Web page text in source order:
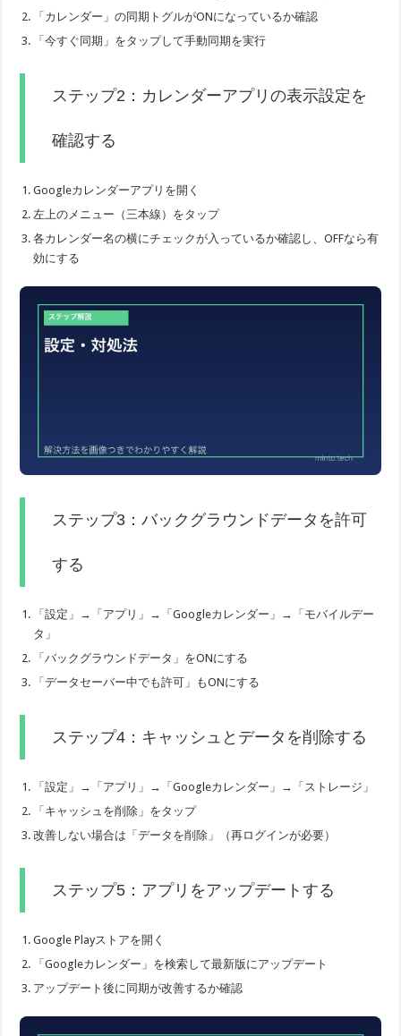
「カレンダー」の同期トグルがONになっているか確認
「今すぐ同期」をタップして手動同期を実行
ステップ2：カレンダーアプリの表示設定を
確認する
Googleカレンダーアプリを開く
左上のメニュー（三本線）をタップ
各カレンダー名の横にチェックが入っているか確認し、OFFなら有
効にする
ステップ3：バックグラウンドデータを許可
する
「設定」→「アプリ」→「Googleカレンダー」→「モバイルデー
タ」
「バックグラウンドデータ」をONにする
「データセーバー中でも許可」もONにする
ステップ4：キャッシュとデータを削除する
「設定」→「アプリ」→「Googleカレンダー」→「ストレージ」
「キャッシュを削除」をタップ
改善しない場合は「データを削除」（再ログインが必要）
ステップ5：アプリをアップデートする
Google Playストアを開く
「Googleカレンダー」を検索して最新版にアップデート
アップデート後に同期が改善するか確認